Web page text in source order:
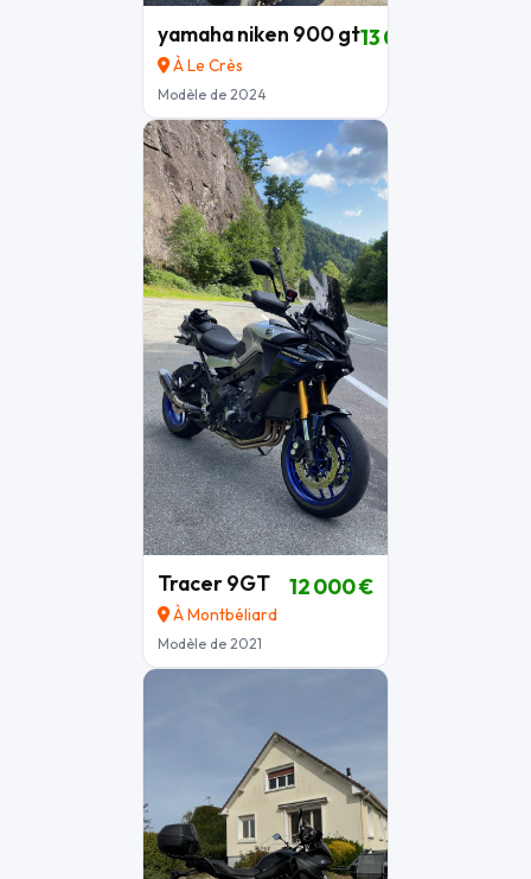
yamaha niken 900 gt
À Le Crès
Modèle de 2024
13 000 €
Tracer 9GT
À Montbéliard
Modèle de 2021
12 000 €